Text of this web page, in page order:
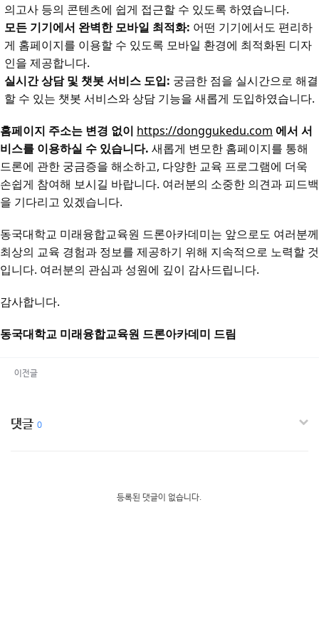
의고사 등의 콘텐츠에 쉽게 접근할 수 있도록 하였습니다.
모든 기기에서 완벽한 모바일 최적화: 어떤 기기에서도 편리하
게 홈페이지를 이용할 수 있도록 모바일 환경에 최적화된 디자
인을 제공합니다.
실시간 상담 및 챗봇 서비스 도입: 궁금한 점을 실시간으로 해결
할 수 있는 챗봇 서비스와 상담 기능을 새롭게 도입하였습니다.
홈페이지 주소는 변경 없이 https://donggukedu.com 에서 서
비스를 이용하실 수 있습니다. 새롭게 변모한 홈페이지를 통해
드론에 관한 궁금증을 해소하고, 다양한 교육 프로그램에 더욱
손쉽게 참여해 보시길 바랍니다. 여러분의 소중한 의견과 피드백
을 기다리고 있겠습니다.
동국대학교 미래융합교육원 드론아카데미는 앞으로도 여러분께
최상의 교육 경험과 정보를 제공하기 위해 지속적으로 노력할 것
입니다. 여러분의 관심과 성원에 깊이 감사드립니다.
감사합니다.
동국대학교 미래융합교육원 드론아카데미 드림
이전글
댓글 0
등록된 댓글이 없습니다.